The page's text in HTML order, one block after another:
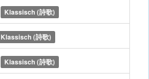
Klassisch (詩歌)
Klassisch (詩歌)
Klassisch (詩歌)